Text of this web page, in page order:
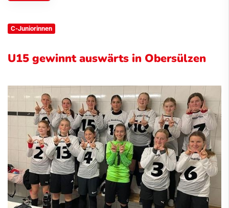
C-Juniorinnen
U15 gewinnt auswärts in Obersülzen